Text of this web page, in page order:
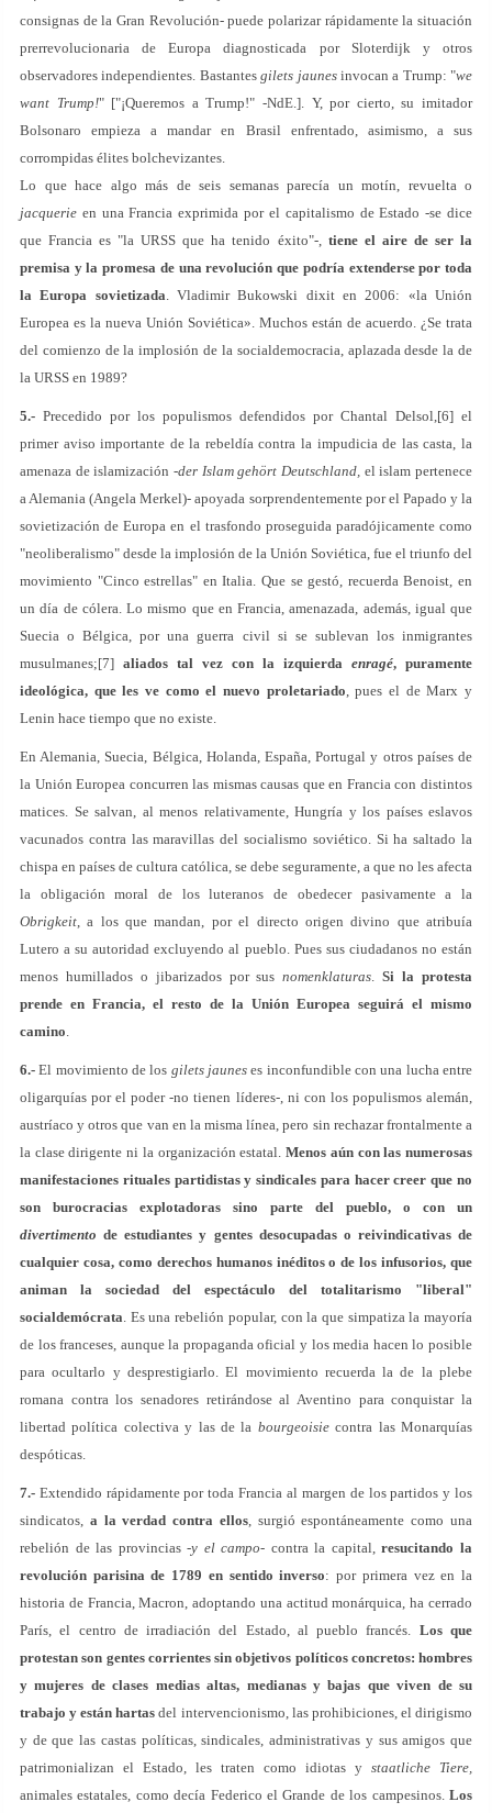
consignas de la Gran Revolución- puede polarizar rápidamente la situación
prerrevolucionaria de Europa diagnosticada por Sloterdijk y otros
observadores independientes. Bastantesgilets jaunesinvocan a Trump: "we
want Trump!" ["¡Queremos a Trump!" -NdE.]. Y, por cierto, su imitador
Bolsonaro empieza a mandar en Brasil enfrentado, asimismo, a sus
corrompidas élites bolchevizantes.
Lo que hace algo más de seis semanas parecía un motín, revuelta o
jacquerie en una Francia exprimida por el capitalismo de Estado -se dice
que Francia es "la URSS que ha tenido éxito"-, tiene el aire de ser la
premisa y la promesa de una revolución que podría extenderse por toda
la Europa sovietizada. Vladimir Bukowski dixit en 2006: «la Unión
Europea es la nueva Unión Soviética». Muchos están de acuerdo. ¿Se trata
del comienzo de la implosión de la socialdemocracia, aplazada desde la de
la URSS en 1989?
5.- Precedido por los populismos defendidos por Chantal Delsol,[6] el
primer aviso importante de la rebeldía contra la impudicia de las casta, la
amenaza de islamización -der Islam gehört Deutschland, el islam pertenece
a Alemania (Angela Merkel)- apoyada sorprendentemente por el Papado y la
sovietización de Europa en el trasfondo proseguida paradójicamente como
"neoliberalismo" desde la implosión de la Unión Soviética, fue el triunfo del
movimiento "Cinco estrellas" en Italia. Que se gestó, recuerda Benoist, en
un día de cólera. Lo mismo que en Francia, amenazada, además, igual que
Suecia o Bélgica, por una guerra civil si se sublevan los inmigrantes
musulmanes;[7] aliados tal vez con la izquierda enragé, puramente
ideológica, que les ve como el nuevo proletariado, pues el de Marx y
Lenin hace tiempo que no existe.
En Alemania, Suecia, Bélgica, Holanda, España, Portugal y otros países de
la Unión Europea concurren las mismas causas que en Francia con distintos
matices. Se salvan, al menos relativamente, Hungría y los países eslavos
vacunados contra las maravillas del socialismo soviético. Si ha saltado la
chispa en países de cultura católica, se debe seguramente, a que no les afecta
la obligación moral de los luteranos de obedecer pasivamente a la
Obrigkeit, a los que mandan, por el directo origen divino que atribuía
Lutero a su autoridad excluyendo al pueblo. Pues sus ciudadanos no están
menos humillados o jibarizados por susnomenklaturas.Si la protesta
prende en Francia, el resto de la Unión Europea seguirá el mismo
camino.
6.- El movimiento de los gilets jaunes es inconfundible con una lucha entre
oligarquías por el poder -no tienen líderes-, ni con los populismos alemán,
austríaco y otros que van en la misma línea, pero sin rechazar frontalmente a
la clase dirigente ni la organización estatal.Menos aún con las numerosas
manifestaciones rituales partidistas y sindicales para hacer creer que no
son burocracias explotadoras sino parte del pueblo, o con un
divertimento de estudiantes y gentes desocupadas o reivindicativas de
cualquier cosa, como derechos humanos inéditos o de los infusorios, que
animan la sociedad del espectáculo del totalitarismo "liberal"
socialdemócrata. Es una rebelión popular, con la que simpatiza la mayoría
de los franceses, aunque la propaganda oficial y los media hacen lo posible
para ocultarlo y desprestigiarlo. El movimiento recuerda la de la plebe
romana contra los senadores retirándose al Aventino para conquistar la
libertad política colectiva y las de la bourgeoisiecontra las Monarquías
despóticas.
7.- Extendido rápidamente por toda Francia al margen de los partidos y los
sindicatos, a la verdad contra ellos, surgió espontáneamente como una
rebelión de las provincias -y el campo- contra la capital,resucitando la
revolución parisina de 1789 en sentido inverso: por primera vez en la
historia de Francia, Macron, adoptando una actitud monárquica, ha cerrado
París, el centro de irradiación del Estado, al pueblo francés. Los que
protestan son gentes corrientes sin objetivos políticos concretos: hombres
y mujeres de clases medias altas, medianas y bajas que viven de su
trabajo y están hartas del intervencionismo, las prohibiciones, el dirigismo
y de que las castas políticas, sindicales, administrativas y sus amigos que
patrimonializan el Estado, les traten como idiotas y staatliche Tiere,
animales estatales, como decía Federico el Grande de los campesinos. Los